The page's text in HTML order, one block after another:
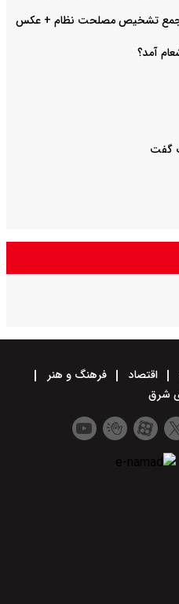
مجمع تشخیص مصلحت نظام + عکس
آمد؟
گفت
اقتصاد
فرهنگ و هنر
شرق